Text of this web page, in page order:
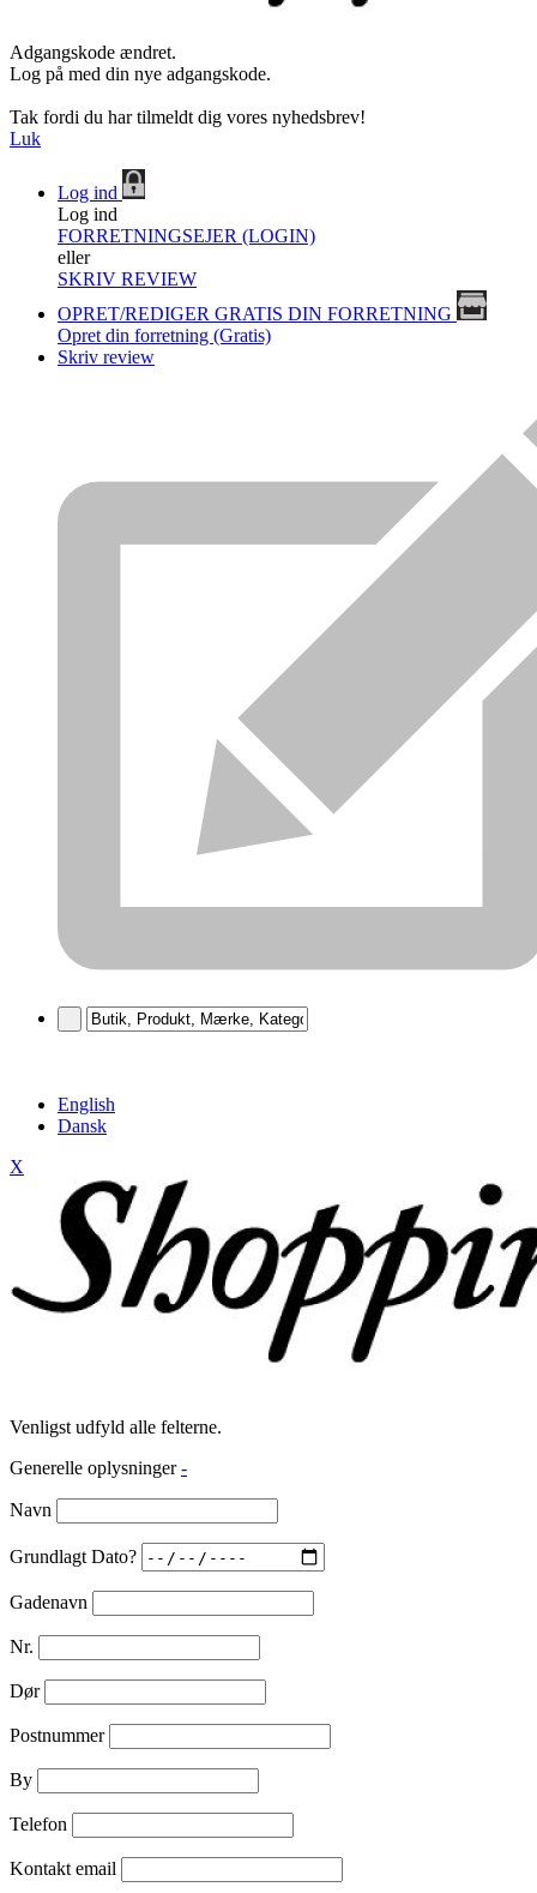
Adgangskode ændret.
Log på med din nye adgangskode.
Tak fordi du har tilmeldt dig vores nyhedsbrev!
Luk
Log ind
Log ind
FORRETNINGSEJER (LOGIN)
eller
SKRIV REVIEW
OPRET/REDIGER GRATIS DIN FORRETNING
Opret din forretning (Gratis)
Skriv review
English
Dansk
X
Venligst udfyld alle felterne.
Generelle oplysninger -
Navn
Grundlagt Dato?
Gadenavn
Nr.
Dør
Postnummer
By
Telefon
Kontakt email